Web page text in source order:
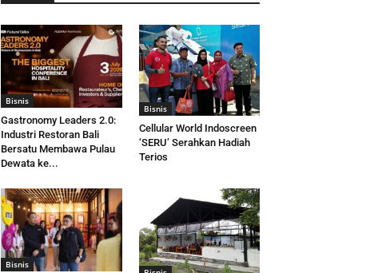
Bisnis
Gastronomy Leaders 2.0:
Industri Restoran Bali
Bersatu Membawa Pulau
Dewata ke...
Bisnis
Cellular World Indoscreen
‘SERU’ Serahkan Hadiah
Terios
Bisnis